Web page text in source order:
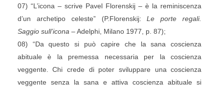
07) “L’icona – scrive Pavel Florenskij – è la reminiscenza
d’un archetipo celeste” (P.Florenskij:Le porte regali.
Saggio sull’icona – Adelphi, Milano 1977, p. 87);
08) “Da questo si può capire che la sana coscienza
abituale è la premessa necessaria per la coscienza
veggente. Chi crede di poter sviluppare una coscienza
veggente senza la sana e attiva coscienza abituale si